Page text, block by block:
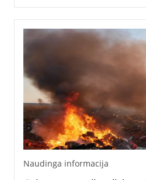
Naudinga informacija